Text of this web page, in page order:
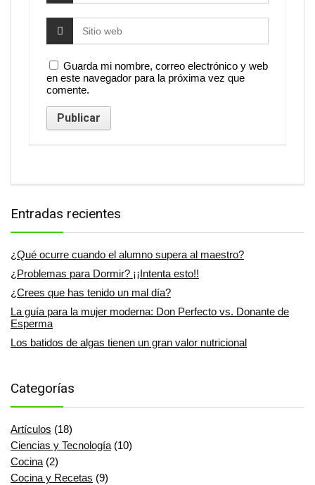
Guarda mi nombre, correo electrónico y web
en este navegador para la próxima vez que
comente.
Entradas recientes
¿Qué ocurre cuando el alumno supera al maestro?
¿Problemas para Dormir? ¡¡Intenta esto!!
¿Crees que has tenido un mal día?
La guía para la mujer moderna: Don Perfecto vs. Donante de
Esperma
Los batidos de algas tienen un gran valor nutricional
Categorías
Artículos (18)
Ciencias y Tecnología (10)
Cocina (2)
Cocina y Recetas (9)